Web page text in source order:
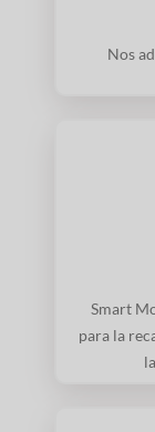
Nos
Smart
para la